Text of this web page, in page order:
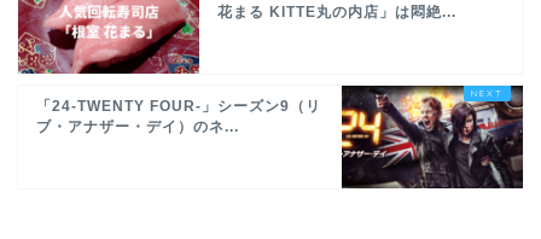
花まる KITTE丸の内店」は悶絶...
「24-TWENTY FOUR-」シーズン9（リ
ブ・アナザー・デイ）のネ...